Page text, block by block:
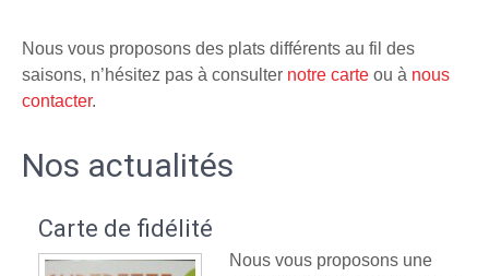
Nous vous proposons des plats différents au fil des
saisons, n’hésitez pas à consulter notre carte ou à nous
contacter.
Nos actualités
Carte de fidélité
Nous vous proposons une